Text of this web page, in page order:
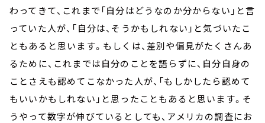
わってきて、これまで「自分はどうなのか分からない」と言
っていた人が、「自分は、そうかもしれない」と気づいたこ
ともあると思います。もしくは、差別や偏見がたくさんあ
るために、これまでは自分のことを語らずに、自分自身の
ことさえも認めてこなかった人が、「もしかしたら認めて
もいいかもしれない」と思ったこともあると思います。そ
うやって数字が伸びているとしても、アメリカの調査にお